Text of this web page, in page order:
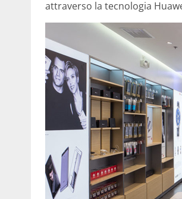
attraverso la tecnologia